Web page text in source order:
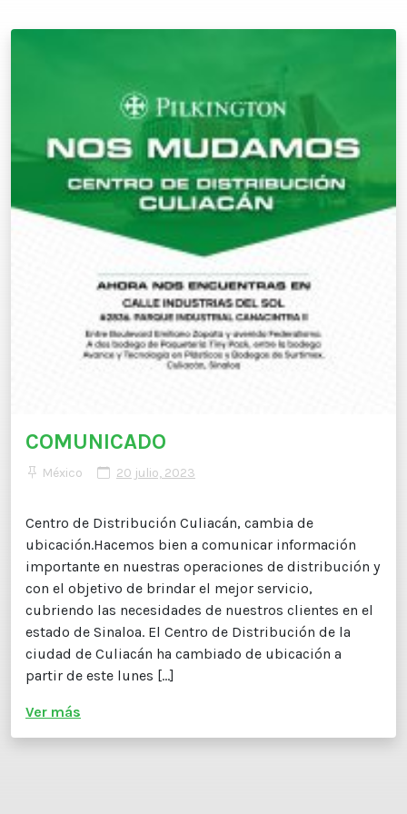
COMUNICADO
México 20 julio, 2023
Centro de Distribución Culiacán, cambia de
ubicación.Hacemos bien a comunicar información
importante en nuestras operaciones de distribución y
con el objetivo de brindar el mejor servicio,
cubriendo las necesidades de nuestros clientes en el
estado de Sinaloa. El Centro de Distribución de la
ciudad de Culiacán ha cambiado de ubicación a
partir de este lunes […]
Ver más